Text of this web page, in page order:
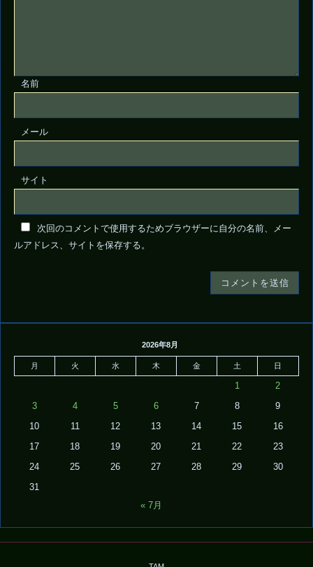
名前
メール
サイト
次回のコメントで使用するためブラウザーに自分の名前、メー
ルアドレス、サイトを保存する。
2026年8月
月 火 水 木 金 土 日
1 2
3 4 5 6 7 8 9
10 11 12 13 14 15 16
17 18 19 20 21 22 23
24 25 26 27 28 29 30
31
« 7月